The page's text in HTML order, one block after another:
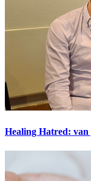
Healing Hatred: